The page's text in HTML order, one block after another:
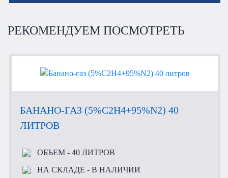
РЕКОМЕНДУЕМ ПОСМОТРЕТЬ
БАНАНО-ГАЗ (5%C2H4+95%N2) 40
ЛИТРОВ
ОБЪЕМ- 40 ЛИТРОВ
НА СКЛАДЕ - В НАЛИЧИИ